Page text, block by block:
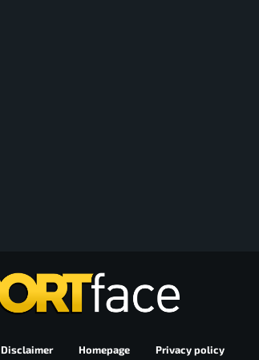
Disclaimer Homepage Privacy policy